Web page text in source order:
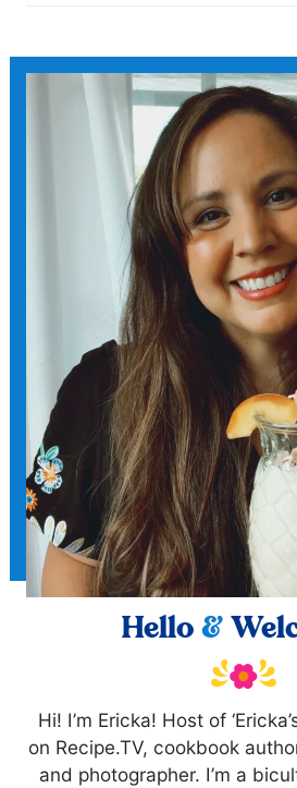
Hello &
Hi! I’m Ericka! Host of
on Recipe.TV, cookbook
and photographer. I’m a